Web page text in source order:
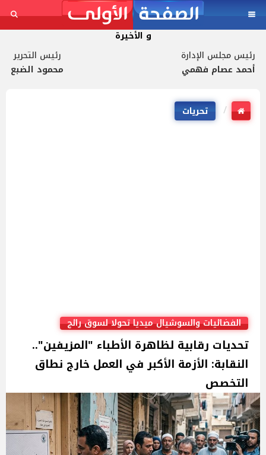
و الأخيرة
رئيس مجلس الإدارة
أحمد عصام فهمي
رئيس التحرير
محمود الضبع
تحريات
الفضائيات والسوشيال ميديا تحولا لسوق رائج
تحديات رقابية لظاهرة الأطباء "المزيفين"..
النقابة: الأزمة الأكبر في العمل خارج نطاق
التخصص